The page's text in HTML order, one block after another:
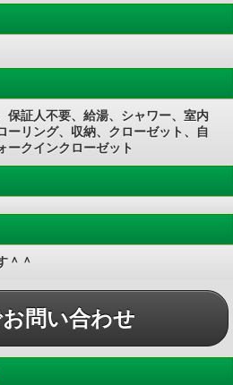
保証人不要、給湯、シャワー、室内
ーリング、収納、クローゼット、自
ークインクローゼット
＾＾
問い合わせ